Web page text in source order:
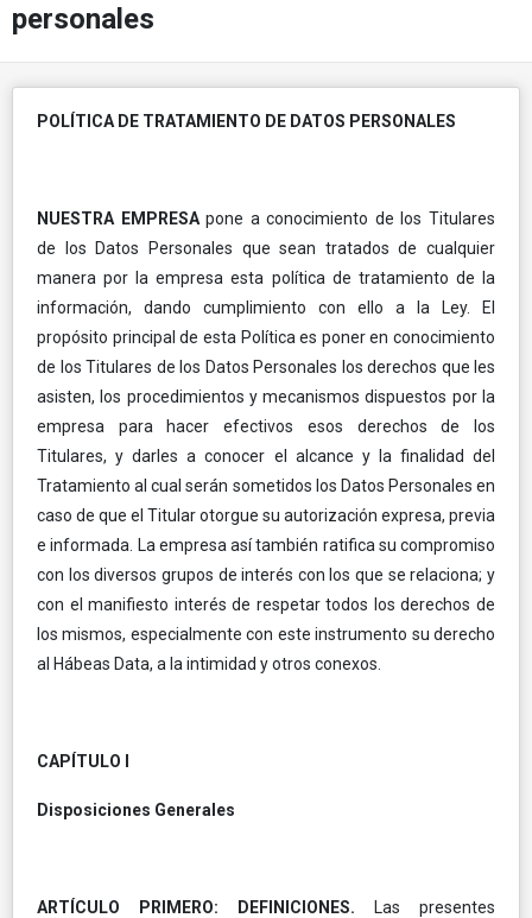
personales
POLÍTICA DE TRATAMIENTO DE DATOS PERSONALES
NUESTRA EMPRESApone a conocimiento de los Titulares
de los Datos Personales que sean tratados de cualquier
manera por la empresa esta política de tratamiento de la
información, dando cumplimiento con ello a la Ley. El
propósito principal de esta Política es poner en conocimiento
de los Titulares de los Datos Personales los derechos que les
asisten, los procedimientos y mecanismos dispuestos por la
empresa para hacer efectivos esos derechos de los
Titulares, y darles a conocer el alcance y la finalidad del
Tratamiento al cual serán sometidos los Datos Personales en
caso de que el Titular otorgue su autorización expresa, previa
e informada. La empresa así también ratifica su compromiso
con los diversos grupos de interés con los que se relaciona; y
con el manifiesto interés de respetar todos los derechos de
los mismos, especialmente con este instrumento su derecho
al Hábeas Data, a la intimidad y otros conexos.
CAPÍTULO I
Disposiciones Generales
ARTÍCULO PRIMERO: DEFINICIONES. Las presentes